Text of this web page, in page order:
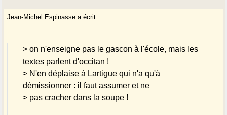
Jean-Michel Espinasse a écrit :
> on n'enseigne pas le gascon à l'école, mais les
textes parlent d'occitan !
> N'en déplaise à Lartigue qui n'a qu'à
démissionner : il faut assumer et ne
> pas cracher dans la soupe !